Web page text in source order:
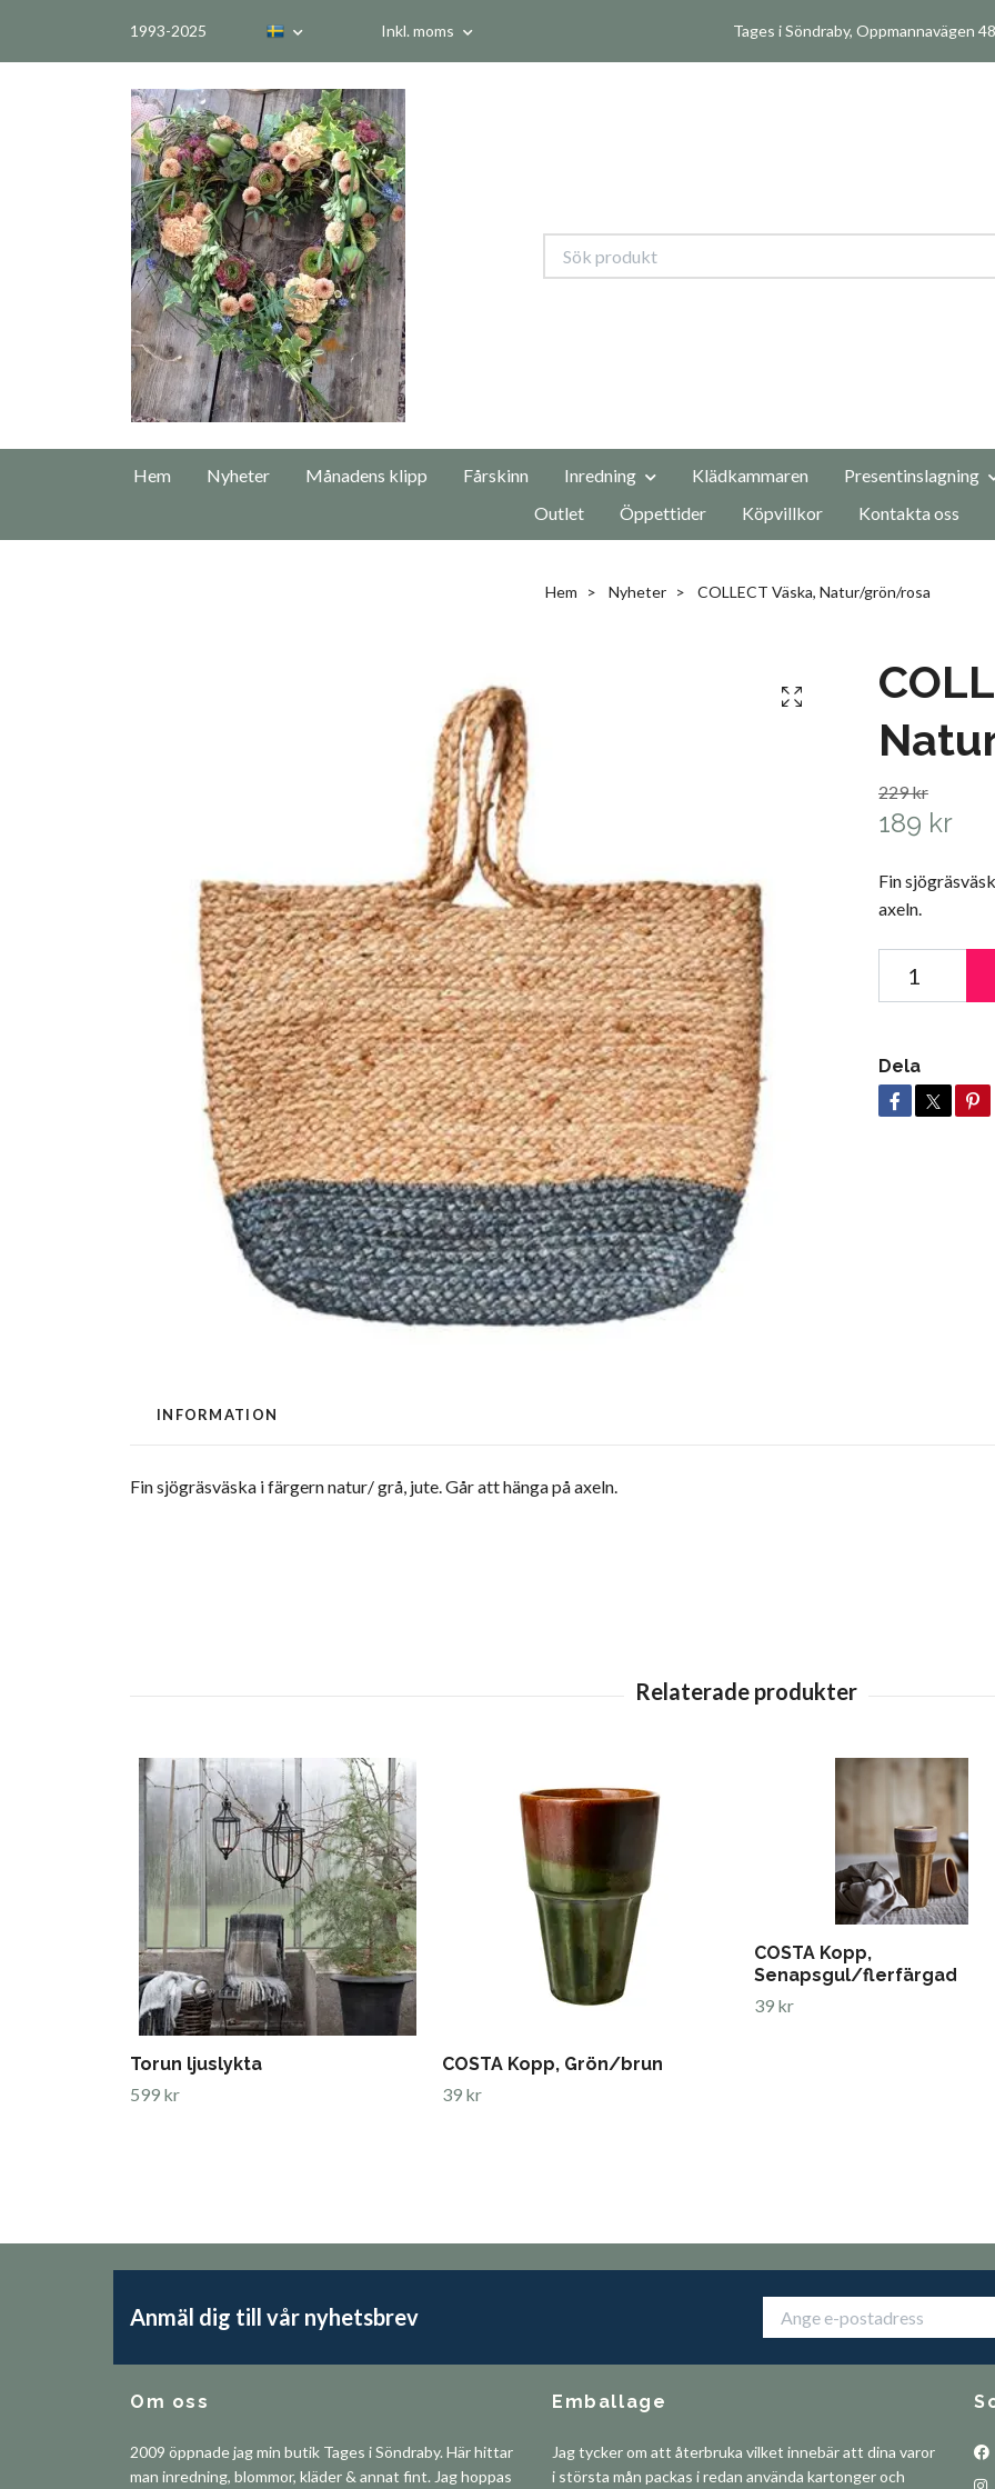
1993-2025 Inkl. moms Tages i Söndraby, Oppmannavägen
Hem Nyheter Månadens klipp Fårskinn Inredning Klädkammaren Presentinslagning
Outlet
Öppettider Köpvillkor Kontakta oss
Hem Nyheter COLLECT Väska, Natur/grön/rosa
229 kr
189 kr
Fin
axeln.
Dela
INFORMATION
Fin sjögräsväska i färgern natur/ grå, jute. Går att hänga på axeln.
Torun ljuslykta
599 kr
COSTA Kopp, Grön/brun
39 kr
COSTA Kopp,
Senapsgul/flerfärgad
39 kr
Anmäl dig till vår nyhetsbrev
Om oss
2009 öppnade jag min butik Tages i Söndraby. Här hittar
man inredning, blommor, kläder & annat fint. Jag hoppas
Emballage
Jag tycker om att återbruka vilket innebär att dina varor
i största mån packas i redan använda kartonger och